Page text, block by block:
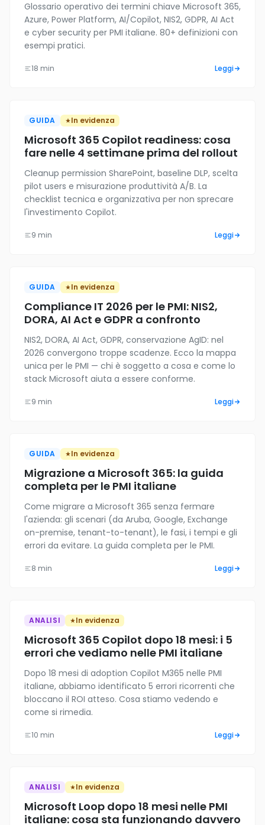
Glossario operativo dei termini chiave Microsoft 365,
Azure, Power Platform, AI/Copilot, NIS2, GDPR, AI Act
e cyber security per PMI italiane. 80+ definizioni con
esempi pratici.
18 min Leggi
GUIDA In evidenza
Microsoft 365 Copilot readiness: cosa
fare nelle 4 settimane prima del rollout
Cleanup permission SharePoint, baseline DLP, scelta
pilot users e misurazione produttività A/B. La
checklist tecnica e organizzativa per non sprecare
l'investimento Copilot.
9 min Leggi
GUIDA In evidenza
Compliance IT 2026 per le PMI: NIS2,
DORA, AI Act e GDPR a confronto
NIS2, DORA, AI Act, GDPR, conservazione AgID: nel
2026 convergono troppe scadenze. Ecco la mappa
unica per le PMI — chi è soggetto a cosa e come lo
stack Microsoft aiuta a essere conforme.
9 min Leggi
GUIDA In evidenza
Migrazione a Microsoft 365: la guida
completa per le PMI italiane
Come migrare a Microsoft 365 senza fermare
l'azienda: gli scenari (da Aruba, Google, Exchange
on-premise, tenant-to-tenant), le fasi, i tempi e gli
errori da evitare. La guida completa per le PMI.
8 min Leggi
ANALISI In evidenza
Microsoft 365 Copilot dopo 18 mesi: i 5
errori che vediamo nelle PMI italiane
Dopo 18 mesi di adoption Copilot M365 nelle PMI
italiane, abbiamo identificato 5 errori ricorrenti che
bloccano il ROI atteso. Cosa stiamo vedendo e
come si rimedia.
10 min Leggi
ANALISI In evidenza
Microsoft Loop dopo 18 mesi nelle PMI
italiane: cosa sta funzionando davvero